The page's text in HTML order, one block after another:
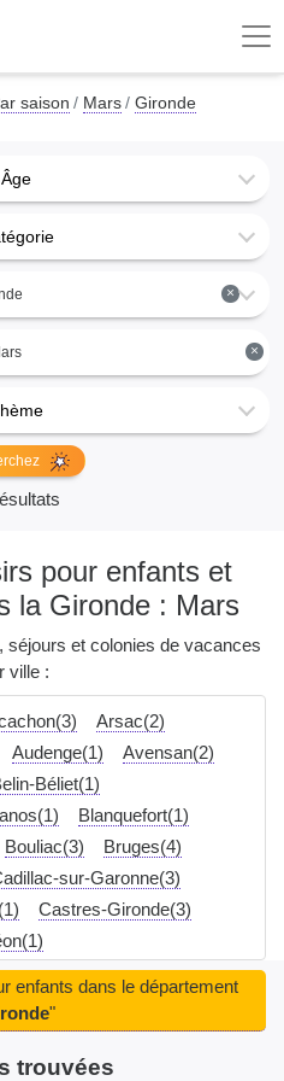
saison Mars Gironde
Âge
×
×
pour enfants et
la Gironde : Mars
séjours et colonies de vacances
ville :
Arsac(2)
Audenge(1)
Avensan(2)
Béliet(1)
Blanquefort(1)
Bouliac(3)
Bruges(4)
sur-Garonne(3)
Castres-Gironde(3)
Floirac(4)
Gujan-Mestras(3)
Réole(3)
Lanton(1)
trouvées
enfants dans le département
"